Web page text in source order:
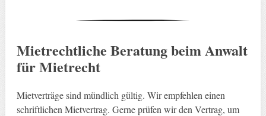
Mietrechtliche Beratung beim Anwalt
für Mietrecht
Mietverträge sind mündlich gültig. Wir empfehlen einen
schriftlichen Mietvertrag. Gerne prüfen wir den Vertrag, um